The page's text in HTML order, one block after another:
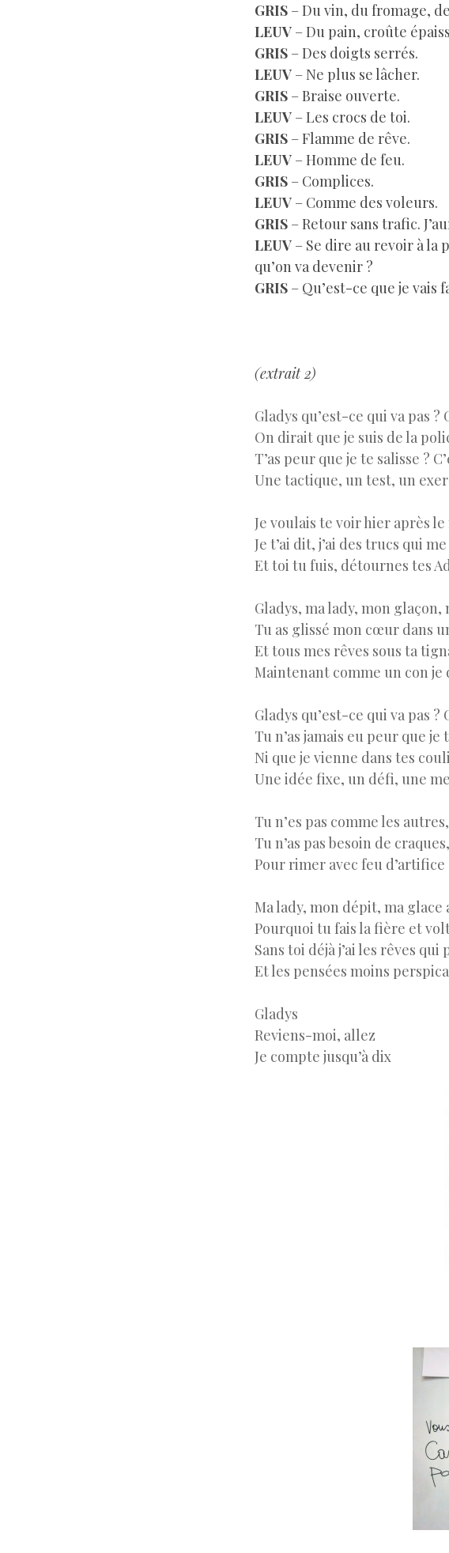
GRIS – Du vin, du fromage,
LEUV – Du pain, croûte
GRIS – Des doigts serrés.
LEUV – Ne plus se lâcher.
GRIS – Braise ouverte.
LEUV – Les crocs de toi.
GRIS – Flamme de rêve.
LEUV – Homme de feu.
GRIS – Complices.
LEUV – Comme des voleurs.
GRIS – Retour sans trafic.
LEUV – Se dire au revoir à la
qu’on va devenir ?
GRIS – Qu’est-ce que je vais
(extrait 2)
Gladys qu’est-ce qui va pas ?
On dirait que je suis de la
T’as peur que je te salisse ?
Une tactique, un test, un
Je voulais te voir hier après
Je t’ai dit, j’ai des trucs qui
Et toi tu fuis, détournes tes
Gladys, ma lady, mon glaçon,
Tu as glissé mon cœur dans
Et tous mes rêves sous ta
Maintenant comme un con je
Gladys qu’est-ce qui va pas ?
Tu n’as jamais eu peur que je
Ni que je vienne dans tes
Une idée fixe, un défi, une
Tu n’es pas comme les
Tu n’as pas besoin de
Pour rimer avec feu d’artifice
Ma lady, mon dépit, ma glace
Pourquoi tu fais la fière et
Sans toi déjà j’ai les rêves qui
Et les pensées moins
Gladys
Reviens-moi, allez
Je compte jusqu’à dix